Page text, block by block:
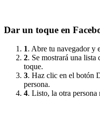
Dar un toque en
1. Abre tu navegador y
2. Se mostrará una lista
toque.
3. Haz clic en el botón
persona.
4. Listo, la otra persona